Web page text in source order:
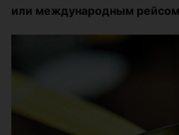
или международным